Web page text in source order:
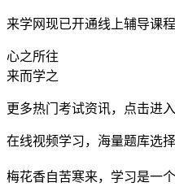
来学网现已开通线上辅导课
心之所往
来而学之
更多热门考试资讯，点击进入
在线视频学习，海量题库选择
梅花香自苦寒来，学习是一